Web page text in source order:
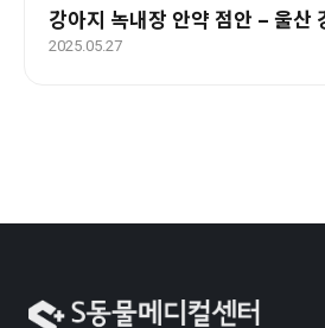
강아지 녹내장 안약 점안 – 울산
2025.05.27